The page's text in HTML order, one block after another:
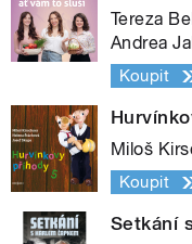
Tereza
Andrea
Koupit
Miloš
Koupit
Setkání